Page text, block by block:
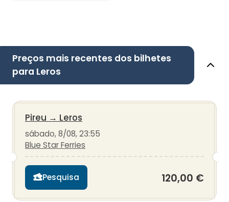
Preços mais recentes dos bilhetes
para Leros
Pireu → Leros
sábado, 8/08, 23:55
Blue Star Ferries
Pesquisa 120,00 €